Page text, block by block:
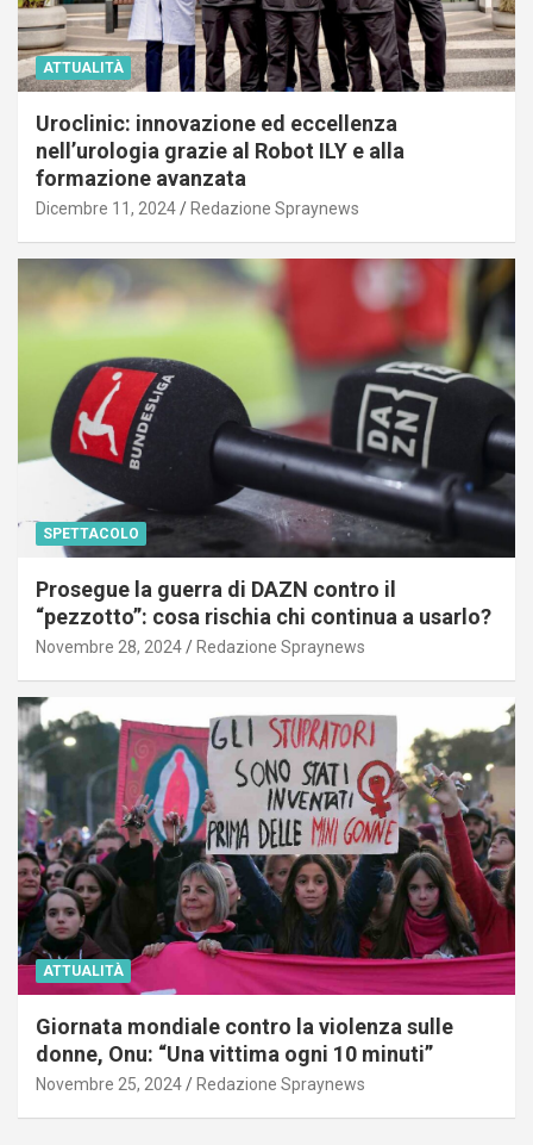
ATTUALITÀ
Uroclinic: innovazione ed eccellenza
nell’urologia grazie al Robot ILY e alla
formazione avanzata
Dicembre 11, 2024 Redazione Spraynews
SPETTACOLO
Prosegue la guerra di DAZN contro il
“pezzotto”: cosa rischia chi continua a usarlo?
Novembre 28, 2024 Redazione Spraynews
ATTUALITÀ
Giornata mondiale contro la violenza sulle
donne, Onu: “Una vittima ogni 10 minuti”
Novembre 25, 2024 Redazione Spraynews